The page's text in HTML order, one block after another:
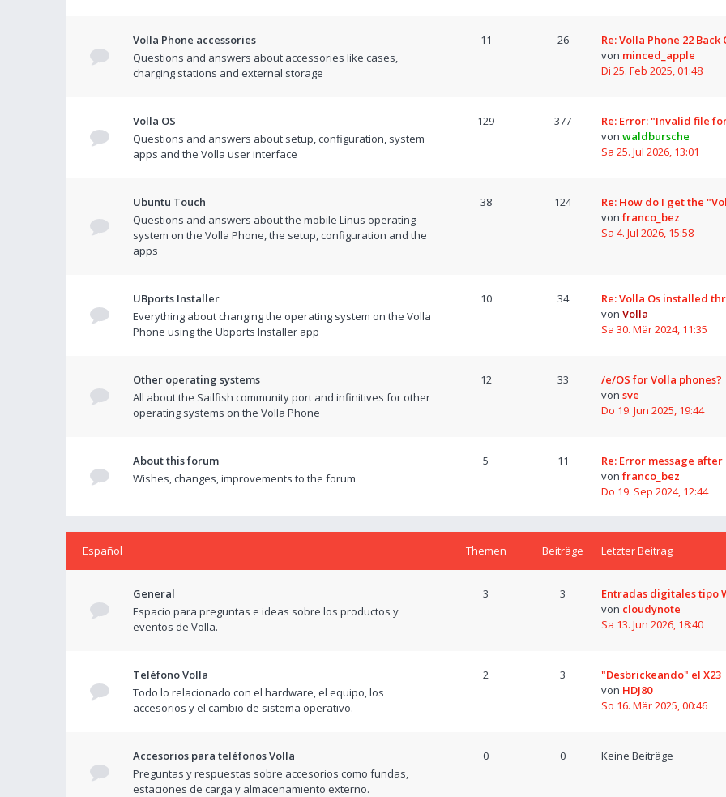
Volla Phone accessories
Questions and answers about accessories like cases,
charging stations and external storage
11 26
Re: Volla Phone 22 Back
von minced_apple
Di 25. Feb 2025, 01:48
Volla OS
Questions and answers about setup, configuration, system
apps and the Volla user interface
129 377
Re: Error: "Invalid file
von waldbursche
Sa 25. Jul 2026, 13:01
Ubuntu Touch
Questions and answers about the mobile Linus operating
system on the Volla Phone, the setup, configuration and the
apps
38 124
Re: How do I get the
von franco_bez
Sa 4. Jul 2026, 15:58
UBports Installer
Everything about changing the operating system on the Volla
Phone using the Ubports Installer app
10 34
Re: Volla Os installed
von Volla
Sa 30. Mär 2024, 11:35
Other operating systems
All about the Sailfish community port and infinitives for other
operating systems on the Volla Phone
12 33
/e/OS for Volla phones?
von sve
Do 19. Jun 2025, 19:44
About this forum
Wishes, changes, improvements to the forum
5 11
Re: Error message
von franco_bez
Do 19. Sep 2024, 12:44
Español Themen Beiträge Letzter Beitrag
General
Espacio para preguntas e ideas sobre los productos y
eventos de Volla.
3 3
Entradas digitales tipo
von cloudynote
Sa 13. Jun 2026, 18:40
Teléfono Volla
Todo lo relacionado con el hardware, el equipo, los
accesorios y el cambio de sistema operativo.
2 3
"Desbrickeando" el X23
von HDJ80
So 16. Mär 2025, 00:46
Accesorios para teléfonos Volla
Preguntas y respuestas sobre accesorios como fundas,
estaciones de carga y almacenamiento externo.
0 0 Keine Beiträge